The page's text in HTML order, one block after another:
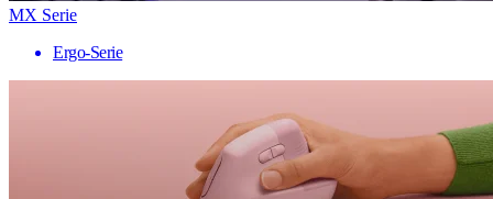
MX Serie
Ergo-Serie